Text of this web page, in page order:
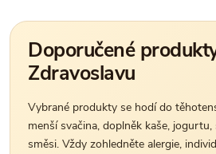
Doporučené
Zdravoslavu
Vybrané produkty se hodí do
menší svačina, doplněk kaše,
směsi. Vždy zohledněte alergie,